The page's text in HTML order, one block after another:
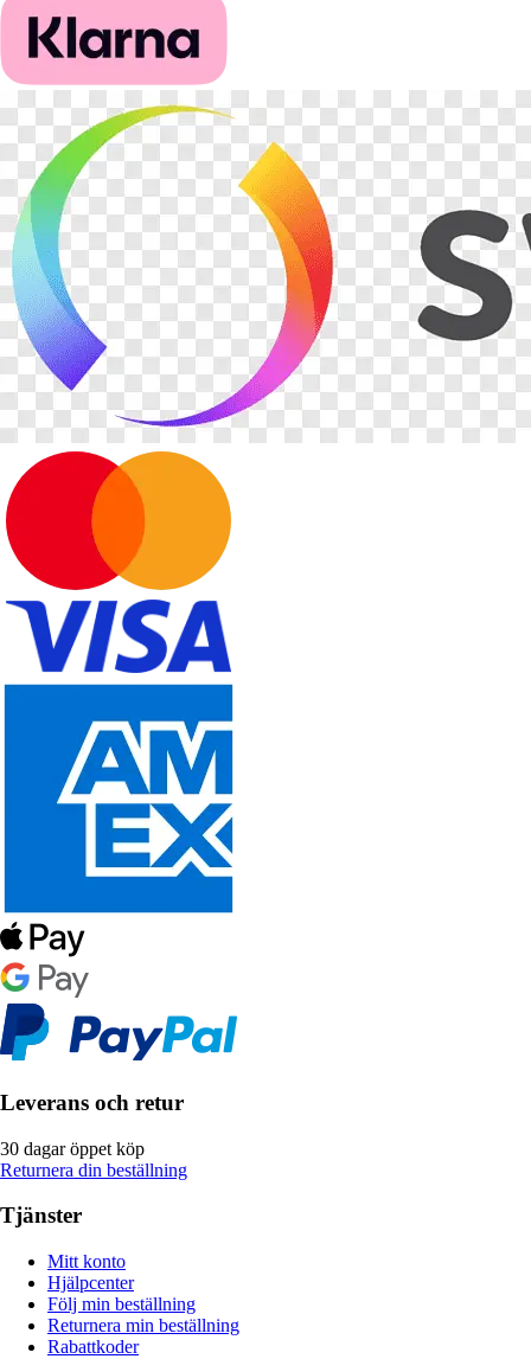
Leverans och retur
30 dagar öppet köp
Returnera din beställning
Tjänster
Mitt konto
Hjälpcenter
Följ min beställning
Returnera min beställning
Rabattkoder